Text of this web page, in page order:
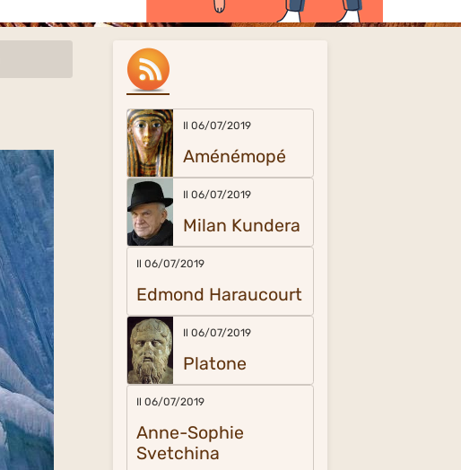
Il 06/07/2019
Aménémopé
Il 06/07/2019
Milan Kundera
Il 06/07/2019
Edmond Haraucourt
Il 06/07/2019
Platone
Il 06/07/2019
Anne-Sophie
Svetchina